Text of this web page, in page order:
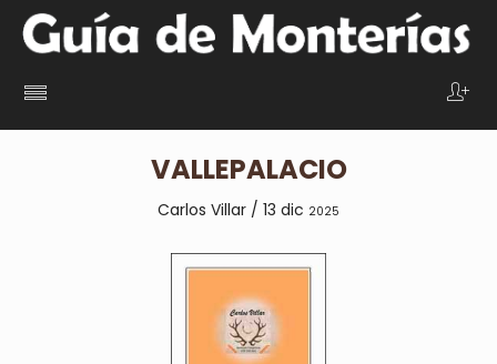
VALLEPALACIO
Carlos Villar / 13 dic 2025